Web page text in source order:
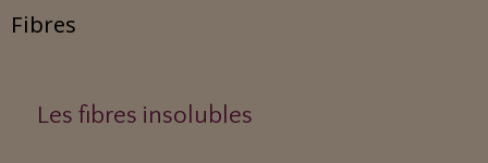
Fibres
Les fibres insolubles